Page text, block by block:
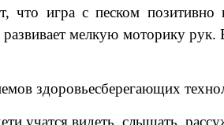
игра с песком позитивно
мелкую моторику рук.
здоровьесберегающих
учатся видеть, слышать,